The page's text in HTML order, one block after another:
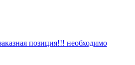
позиция!!! необходимо